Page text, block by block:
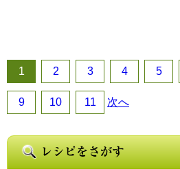
1 2 3 4 5
9 10 11 次へ